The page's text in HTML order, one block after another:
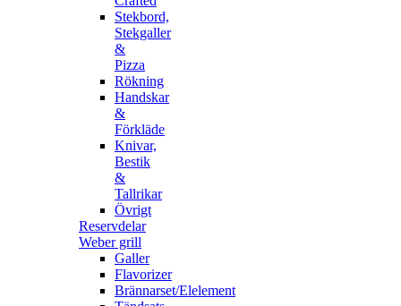
Stekbord,
Stekgaller
&
Pizza
Rökning
Handskar
&
Förkläde
Knivar,
Bestik
&
Tallrikar
Övrigt
Reservdelar
Weber grill
Galler
Flavorizer
Brännarset/Elelement